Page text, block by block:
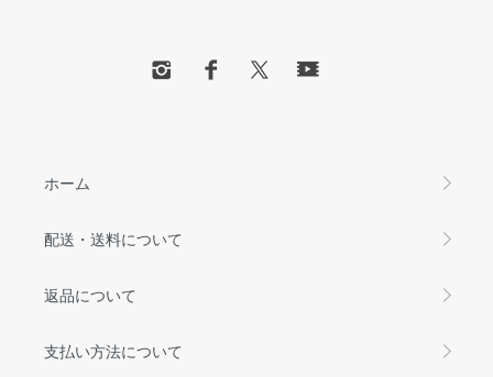
ホーム
配送・送料について
返品について
支払い方法について